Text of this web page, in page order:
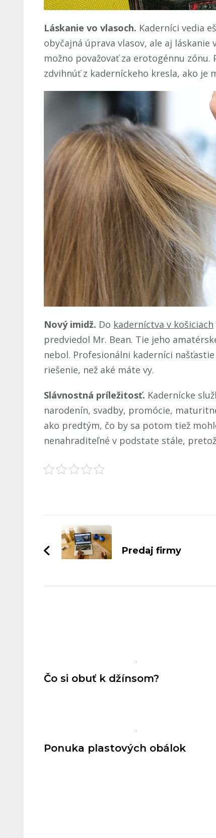
Láskanie vo vlasoch. Kaderníci vedia
obyčajná úprava vlasov, ale aj
možno považovať za erotogénnu zónu.
zdvihnúť z kaderníckeho kresla, ako je
Nový imidž. Do kaderníctva v košiciach
predviedol Mr. Bean. Tie jeho
nebol. Profesionálni kaderníci
riešenie, než aké máte vy.
Slávnostná príležitosť. Kadernícke
narodenín, svadby, promócie,
ako predtým, čo by sa potom tiež
nenahraditeľné v podstate stále,
Navigace
příspěvkuPredaj firmy
Čo si obuť k džínsom?
Ponuka plastových obálok